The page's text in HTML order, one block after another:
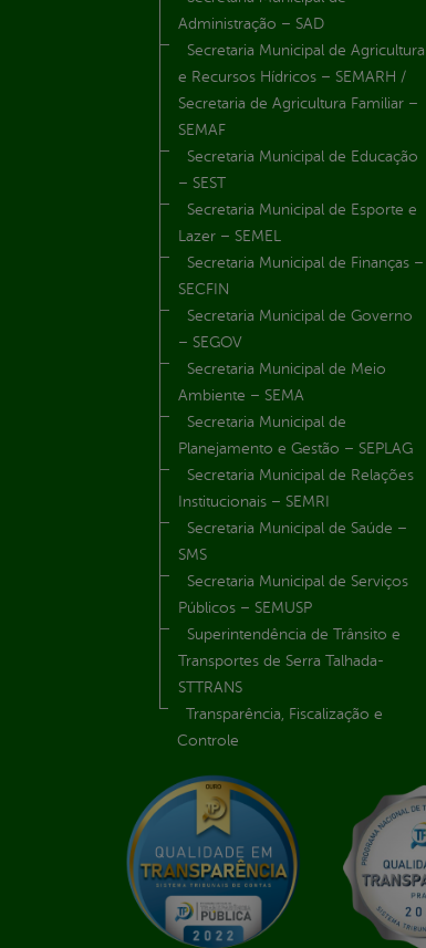
Administração – SAD
Secretaria Municipal de Agricultura
e Recursos Hídricos – SEMARH /
Secretaria de Agricultura Familiar –
SEMAF
Secretaria Municipal de Educação
– SEST
Secretaria Municipal de Esporte e
Lazer – SEMEL
Secretaria Municipal de Finanças –
SECFIN
Secretaria Municipal de Governo
– SEGOV
Secretaria Municipal de Meio
Ambiente – SEMA
Secretaria Municipal de
Planejamento e Gestão – SEPLAG
Secretaria Municipal de Relações
Institucionais – SEMRI
Secretaria Municipal de Saúde –
SMS
Secretaria Municipal de Serviços
Públicos – SEMUSP
Superintendência de Trânsito e
Transportes de Serra Talhada-
STTRANS
Transparência, Fiscalização e
Controle